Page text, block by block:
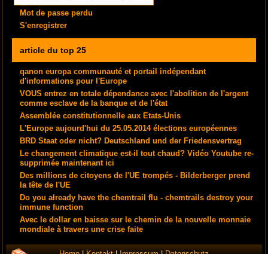
Mot de passe perdu
S'enregistrer
article du top 25
qanon europa communauté et portail indépendant
d'informations pour l'Europe
VOUS entrez en totale dépendance avec l'abolition de l'argent
comme esclave de la banque et de l'état
Assemblée constitutionnelle aux Etats-Unis
L'Europe aujourd'hui du 25.05.2014 élections européennes
BRD Staat oder nicht? Deutschland und der Friedensvertrag
Le changement climatique est-il tout chaud? Vidéo Youtube re-
supprimée maintenant ici
Des millions de citoyens de l'UE trompés - Bilderberger prend
la tête de l'UE
Do you already have the chemtrail flu - chemtrails destroy your
immune function
Avec le dollar en baisse sur le chemin de la nouvelle monnaie
mondiale à travers une crise faite